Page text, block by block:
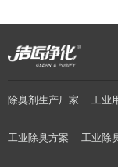
除臭剂生产厂家 工业
工业除臭方案 工业除